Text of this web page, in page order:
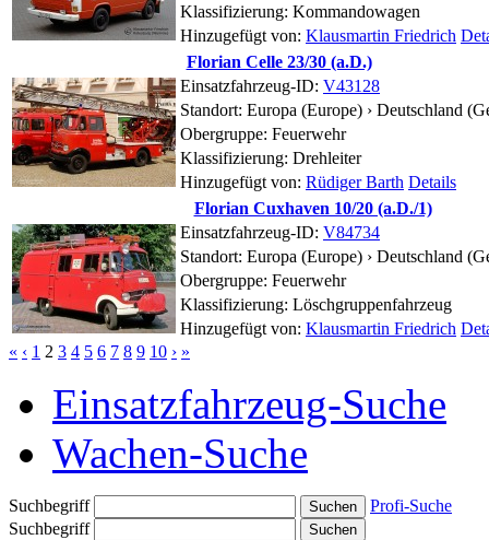
Klassifizierung: Kommandowagen
Hinzugefügt von: Klausmartin Friedrich
Florian Celle 23/30 (a.D.)
Einsatzfahrzeug-ID: V43128
Standort: Europa (Europe) › Deutschland
Obergruppe: Feuerwehr
Klassifizierung: Drehleiter
Hinzugefügt von: Rüdiger Barth Details
Florian Cuxhaven 10/20 (a.D./1)
Einsatzfahrzeug-ID: V84734
Standort: Europa (Europe) › Deutschland
Obergruppe: Feuerwehr
Klassifizierung: Löschgruppenfahrzeug
Hinzugefügt von: Klausmartin Friedrich
« ‹ 1 2 3 4 5 6 7 8 9 10 › »
Einsatzfahrzeug-Suche
Wachen-Suche
Suchbegriff
Profi-Suche
Suchbegriff